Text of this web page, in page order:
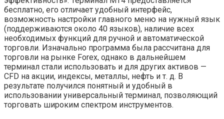
бесплатно, его отличает удобный интерфейс,
возможность настройки главного меню на нужный язык
(поддерживаются около 40 языков), наличие всех
необходимых функций для ручной и автоматической
торговли. Изначально программа была рассчитана для
торговли на рынке Forex, однако в дальнейшем
терминал стали использовать и для других активов —
CFD на акции, индексы, металлы, нефть и т. д. В
результате получился понятный и удобный в
использовании универсальный терминал, позволяющий
торговать широким спектром инструментов.